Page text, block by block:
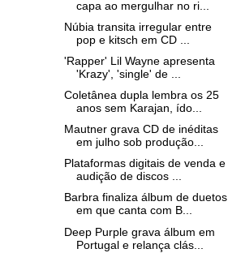
capa ao mergulhar no ri...
Núbia transita irregular entre
pop e kitsch em CD ...
'Rapper' Lil Wayne apresenta
'Krazy', 'single' de ...
Coletânea dupla lembra os 25
anos sem Karajan, ído...
Mautner grava CD de inéditas
em julho sob produção...
Plataformas digitais de venda e
audição de discos ...
Barbra finaliza álbum de duetos
em que canta com B...
Deep Purple grava álbum em
Portugal e relança clás...